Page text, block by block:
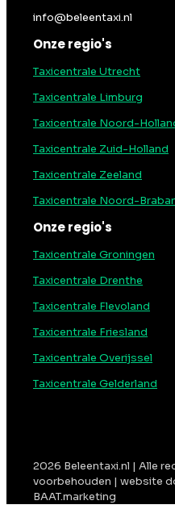
info@beleentaxi.nl
Onze regio's
Taxicentrale Utrecht
Taxicentrale Limburg
Taxicentrale Noord-
Taxicentrale Zuid-Holland
Taxicentrale Zeeland
Taxicentrale Noord-
Onze regio's
Taxicentrale Groningen
Taxicentrale Drenthe
Taxicentrale Flevoland
Taxicentrale Friesland
Taxicentrale Overijssel
Taxicentrale Gelderland
2026 Beleentaxi.nl | Alle
voorbehouden | website
BAAT.marketing